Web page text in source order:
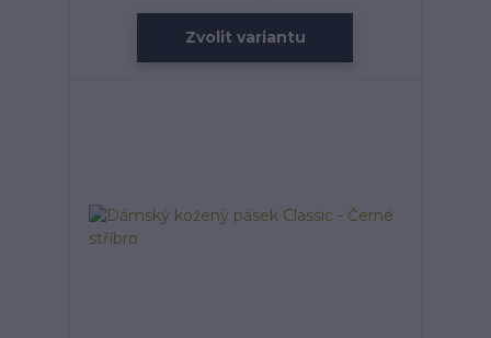
Zvolit variantu